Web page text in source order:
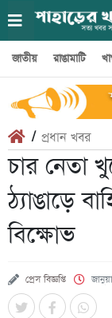
জাতীয় রাঙামাটি
/ প্রধান খবর
চার নেতা
ঠ্যাঙাড়ে
বিক্ষোভ
প্রেস বিজ্ঞপ্তি